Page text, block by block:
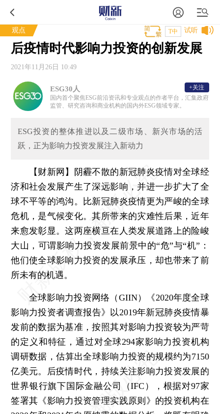
观点 试听
T中
后疫情时代影响力投资的创新发展
2021年11月26日 10:49
ESG30人
国内首个聚焦ESG前沿资讯和专业观点的作者平台，汇集政府
监管、研究咨询和商业机构的国内外ESG领域专家。
+关注
ESG投资的整体推进以及二级市场、新兴市场的活
跃，正为影响力投资发展注入新动力
【财新网】
阴霾不散的新冠肺炎疫情对全球经
济和社会发展产生了深远影响，并进一步扩大了全
球不平等的鸿沟。比新冠肺炎疫情更为严峻的全球
危机，是气候变化。其所带来的灾难性后果，近年
来愈发彰显。这两座横亘在人类发展道路上的险峻
大山，可谓影响力投资发展前景中的“危”与“机”：
他们使全球影响力投资的发展承压，却也带来了前
所未有的机遇。
全球影响力投资网络（GIIN）《2020年度全球
影响力投资者调查报告》以2019年新冠肺炎疫情暴
发前的数据为基准，按照其对影响力投资较为严苛
的定义和特征，通过对全球294家影响力投资机构
调研数据，估算出全球影响力投资的规模约为7150
亿美元。后疫情时代，持续关注影响力投资发展的
世界银行旗下国际金融公司（IFC），根据对97家
签署其《影响力投资管理实践原则》的投资机构在